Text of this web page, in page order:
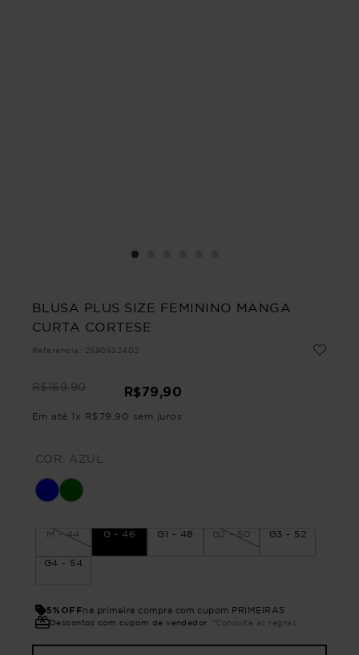
BLUSA PLUS SIZE FEMININO MANGA
CURTA CORTESE
Referência : 2590532402
R$169,90 R$79,90
Em até 1 x R$ 79 90 sem juros
COR: AZUL
M - 44 G - 46 G1 - 48 G2 - 50 G3 - 52
G4 - 54
5%OFFna primeira compra com cupom PRIMEIRA5
Descontos com cupom de vendedor *Consulte as regras